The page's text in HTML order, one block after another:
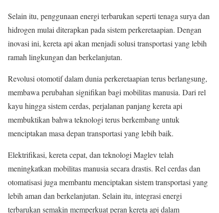
Selain itu, penggunaan energi terbarukan seperti tenaga surya dan
hidrogen mulai diterapkan pada sistem perkeretaapian. Dengan
inovasi ini, kereta api akan menjadi solusi transportasi yang lebih
ramah lingkungan dan berkelanjutan.
Revolusi otomotif dalam dunia perkeretaapian terus berlangsung,
membawa perubahan signifikan bagi mobilitas manusia. Dari rel
kayu hingga sistem cerdas, perjalanan panjang kereta api
membuktikan bahwa teknologi terus berkembang untuk
menciptakan masa depan transportasi yang lebih baik.
Elektrifikasi, kereta cepat, dan teknologi Maglev telah
meningkatkan mobilitas manusia secara drastis. Rel cerdas dan
otomatisasi juga membantu menciptakan sistem transportasi yang
lebih aman dan berkelanjutan. Selain itu, integrasi energi
terbarukan semakin memperkuat peran kereta api dalam